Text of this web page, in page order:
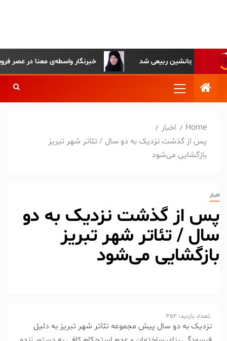
خبرنگار واسطه‌ی معنا در عصر جانشین ربیعی شد
Home
اخبار
پس از گذشت نزدیک به دو سال / تئاتر شهر تبریز
بازگشایی می‌شود
اخبار
پس از گذشت نزدیک به دو
سال / تئاتر شهر تبریز
بازگشایی می‌شود
تعداد بازدید: 352
نزدیک به دو سال پیش مجموعه تئاتر شهر تبریز به دلیل